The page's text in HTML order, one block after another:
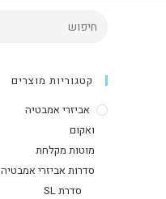
קטגוריות מוצרים
אביזרי אמבטיה
ואקום
מוטות מקלחת
סדרות אביזרי אמבטיה
סדרת SL